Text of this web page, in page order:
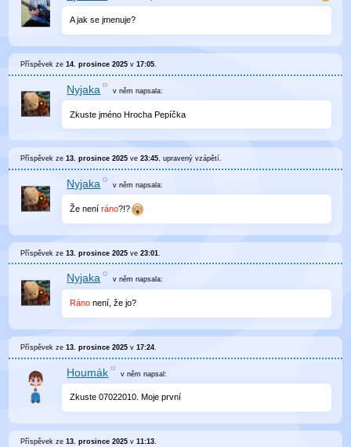
A jak se jmenuje?
Příspěvek ze14. prosince 2025 v17:05.
Nyjaka v němnapsala:
Zkuste jméno Hrocha Pepíčka
Příspěvek ze13. prosince 2025 ve23:45, upravenývzápětí.
Nyjaka v němnapsala:
Že neníráno?!?
Příspěvek ze13. prosince 2025 ve23:01
Nyjaka v němnapsala:
Ráno není, že jo?
Příspěvek ze13. prosince 2025 v17:24
Houmák v němnapsal:
Zkuste 07022010. Moje první
Příspěvek ze13. prosince 2025 v11:13.